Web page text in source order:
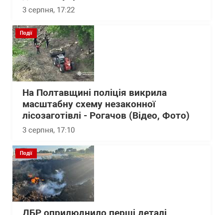
3 серпня, 17:22
Події
На Полтавщині поліція викрила
масштабну схему незаконної
лісозаготівлі - Рогачов (Відео, Фото)
3 серпня, 17:10
Події